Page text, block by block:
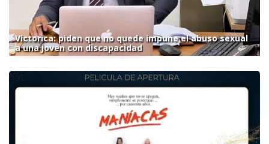
Victorica: piden que no quede impune el abuso sexual
a una joven con discapacidad